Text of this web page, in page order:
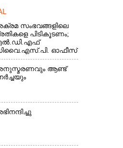
സംഭവങ്ങളിലെ
പിടികൂടണം;
ഓഫീസ്
ആണ്ട്